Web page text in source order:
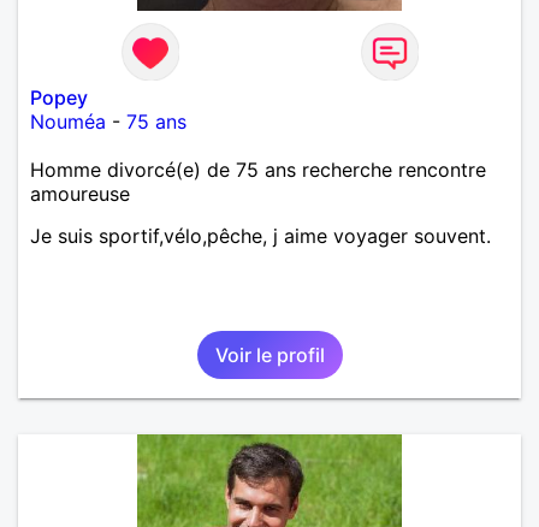
Popey
Nouméa - 75 ans
Homme divorcé(e) de 75 ans recherche rencontre
amoureuse
Je suis sportif,vélo,pêche, j aime voyager souvent.
Voir le profil